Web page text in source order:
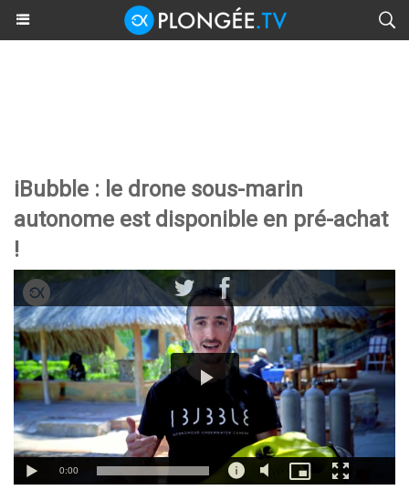
iBubble : le drone sous-marin
autonome est disponible en pré-achat
!